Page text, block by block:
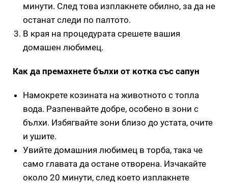
минути. След това изплакнете обилно, за да не
останат следи по палтото.
В края на процедурата срешете вашия
домашен любимец.
Как да премахнете бълхи от котка със сапун
Намокрете козината на животното с топла
вода. Разпенвайте добре, особено в зони с
бълхи. Избягвайте зони близо до устата, очите
и ушите.
Увийте домашния любимец в торба, така че
само главата да остане отворена. Изчакайте
около 20 минути, след което изплакнете